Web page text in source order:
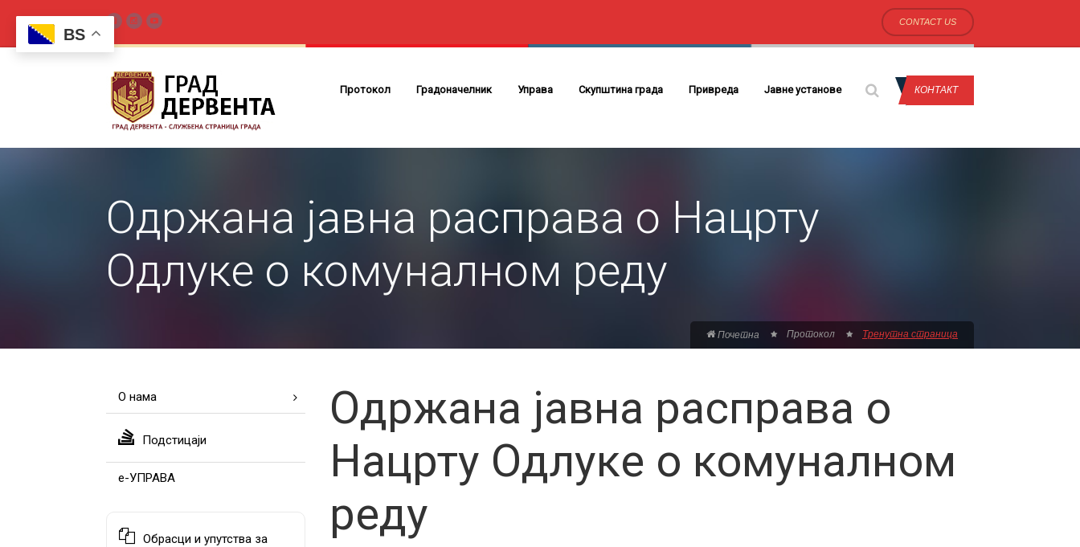
CONTACT US
Протокол Градоначелник Управа Скупштина града Привреда Јавне установе КОНТАКТ
Одржана јавна расправа о Нацрту
Одлуке о комуналном реду
Почетна Протокол Тренутна страница
О нама
Подстицаји
е-УПРАВА
Обрасци и упутства за
Одржана јавна расправа о
Нацрту Одлуке о комуналном
реду
BS